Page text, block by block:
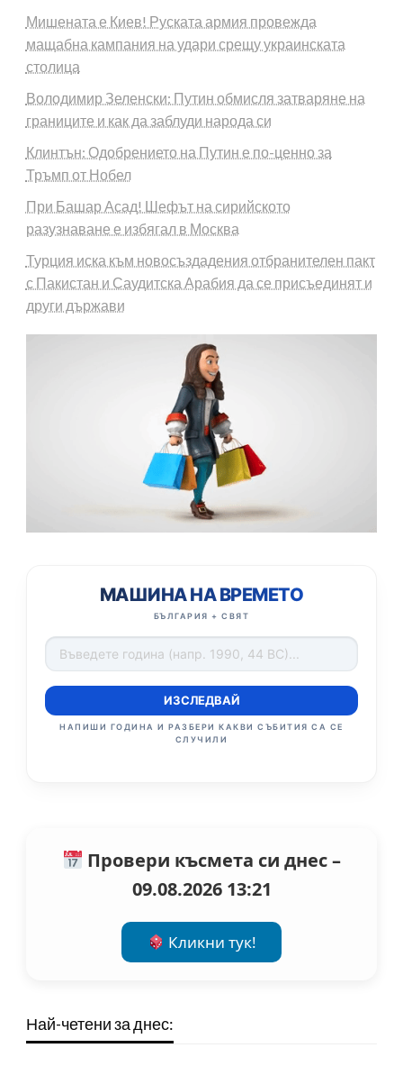
Мишената е Киев! Руската армия провежда
мащабна кампания на удари срещу украинската
столица
Володимир Зеленски: Путин обмисля затваряне на
границите и как да заблуди народа си
Клинтън: Одобрението на Путин е по-ценно за
Тръмп от Нобел
При Башар Асад! Шефът на сирийското
разузнаване е избягал в Москва
Турция иска към новосъздадения отбранителен пакт
с Пакистан и Саудитска Арабия да се присъединят и
други държави
МАШИНА НА ВРЕМЕТО
БЪЛГАРИЯ + СВЯТ
ИЗСЛЕДВАЙ
НАПИШИ ГОДИНА И РАЗБЕРИ КАКВИ СЪБИТИЯ СА СЕ
СЛУЧИЛИ
Провери късмета си днес –
09.08.2026 13:21
Кликни тук!
Най-четени за днес: